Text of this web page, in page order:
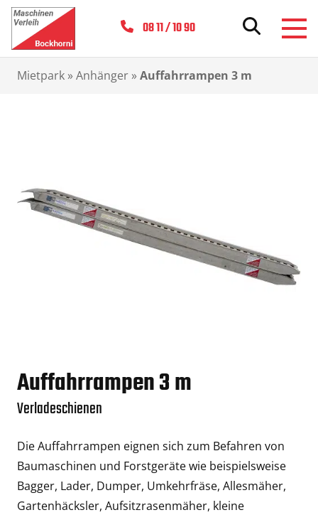
08 11 / 10 90
Mietpark »Anhänger »Auffahrrampen 3 m
Auffahrrampen 3 m
Verladeschienen
Die Auffahrrampen eignen sich zum Befahren von
Baumaschinen und Forstgeräte wie beispielsweise
Bagger, Lader, Dumper, Umkehrfräse, Allesmäher,
Gartenhäcksler, Aufsitzrasenmäher, kleine